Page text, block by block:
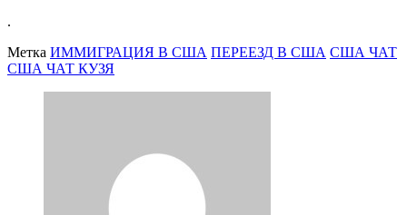
.
Метка ИММИГРАЦИЯ В США ПЕРЕЕЗД В США США ЧАТ
США ЧАТ КУЗЯ